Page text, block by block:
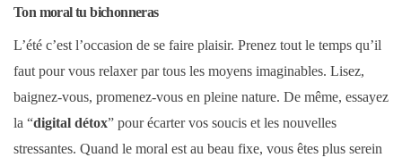
Ton moral tu bichonneras
L’été c’est l’occasion de se faire plaisir. Prenez tout le temps qu’il
faut pour vous relaxer par tous les moyens imaginables. Lisez,
baignez-vous, promenez-vous en pleine nature. De même, essayez
la “digital détox” pour écarter vos soucis et les nouvelles
stressantes. Quand le moral est au beau fixe, vous êtes plus serein